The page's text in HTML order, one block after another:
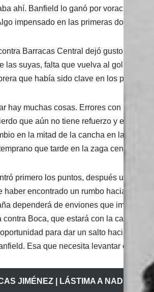
ahí. Banfield lo ganó por voracidad
impensado en las primeras dos fechas.
Barracas Central dejó gusto a
las suyas, falta que vuelva al gol
que había sido clave en los partidos
hay muchas cosas. Errores con los
que aún no tiene refuerzo y está
en la mitad de la cancha en la zona
que tarde en la zaga central.
primero los puntos, después un
haber encontrado un rumbo hacia
dependerá de enviones que impulsen
contra Boca, que estará con la cabeza
para dar un salto hacia
Esa que necesita levantar el
JIMÉNEZ | LÁSTIMA A NADIE